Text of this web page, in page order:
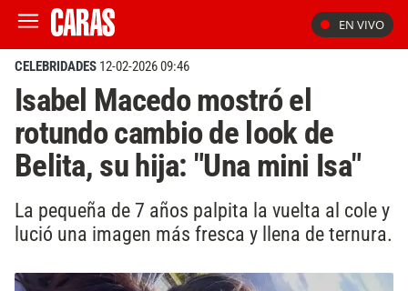
EN VIVO
CELEBRIDADES 12-02-2026 09:46
Isabel Macedo mostró el
rotundo cambio de look de
Belita, su hija: "Una mini Isa"
La pequeña de 7 años palpita la vuelta al cole y
lució una imagen más fresca y llena de ternura.